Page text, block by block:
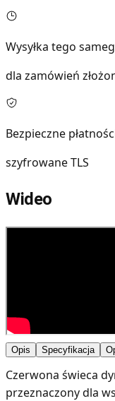
Wysyłka tego
dla zamówień
Bezpieczne
szyfrowane TLS
Wideo
Opis Specyfikacja
Czerwona świeca
przeznaczony dla